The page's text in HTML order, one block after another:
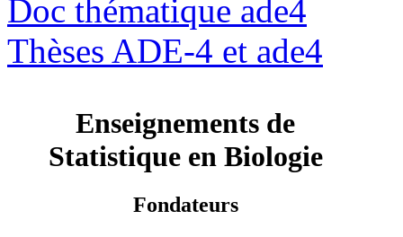
Doc thématique ade4
Thèses ADE-4 et ade4
Enseignements de
Statistique en Biologie
Fondateurs